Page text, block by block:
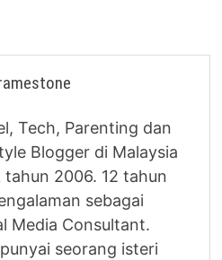
Tech, Parenting dan
Blogger di Malaysia
tahun 2006. 12 tahun
sebagai
Media Consultant.
seorang isteri